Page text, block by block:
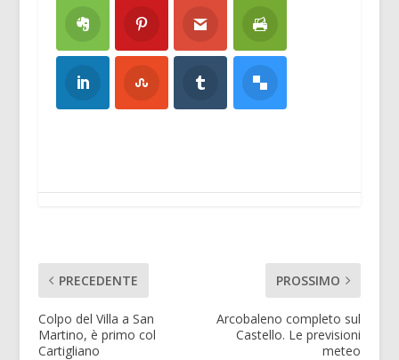
PRECEDENTE
Colpo del Villa a San
Martino, è primo col
Cartigliano
PROSSIMO
Arcobaleno completo sul
Castello. Le previsioni
meteo